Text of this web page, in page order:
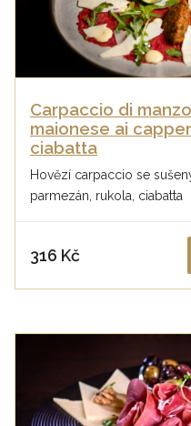
Carpaccio di
maionese ai
ciabatta
Hovězí carpaccio se
parmezán, rukola, ciabatta
316 Kč